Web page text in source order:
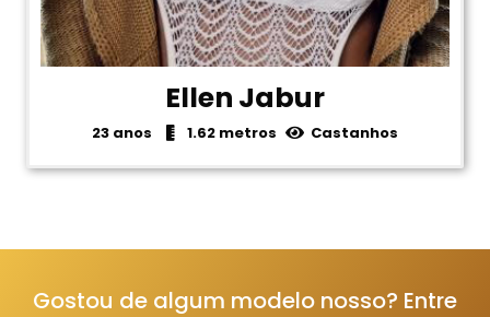
Ellen Jabur
23 anos 1.62 metros Castanhos
1 2 3 4 5
Gostou de algum modelo nosso? Entre